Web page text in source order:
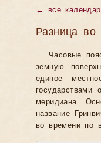
← все
Разница
Часовые
земную
единое
государствами
меридиана.
название
во времени по